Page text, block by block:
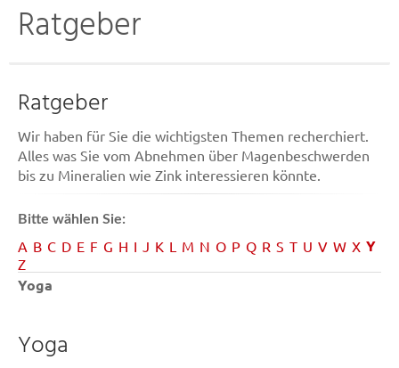
Ratgeber
Ratgeber
Wir haben für Sie die wichtigsten Themen recherchiert.
Alles was Sie vom Abnehmen über Magenbeschwerden
bis zu Mineralien wie Zink interessieren könnte.
Bitte wählen Sie:
A B C D E F G H I J K L M N O P Q R S T U V W X Y
Z
Yoga
Yoga